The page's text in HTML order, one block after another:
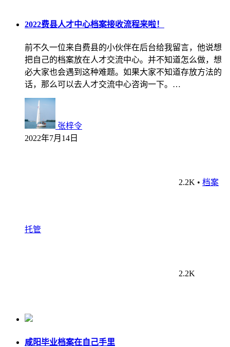
2022费县人才中心档案接收流程来啦！
前不久一位来自费县的小伙伴在后台给我留言，他说想
把自己的档案放在人才交流中心。并不知道怎么做，想
必大家也会遇到这种难题。如果大家不知道存放方法的
话，那么可以去人才交流中心咨询一下。…
张梓令
2022年7月14日
2.2K • 档案
托管
2.2K
咸阳毕业档案在自己手里